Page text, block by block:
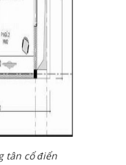
tân cổ điển